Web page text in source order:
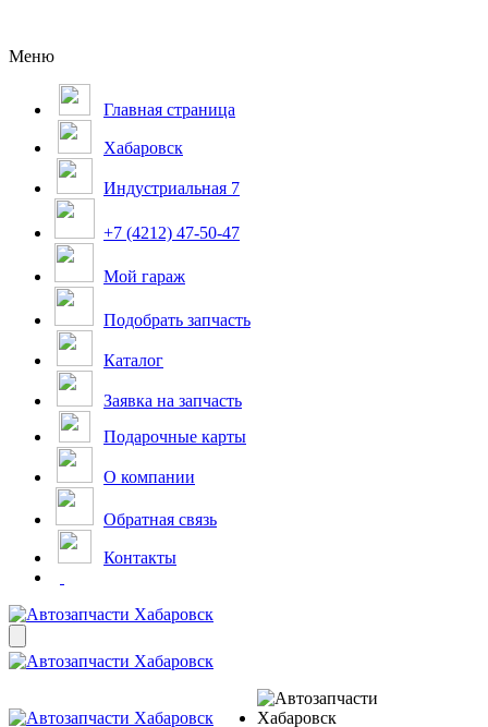
Меню
Главная страница
Хабаровск
Индустриальная 7
+7 (4212) 47-50-47
Мой гараж
Подобрать запчасть
Каталог
Заявка на запчасть
Подарочные карты
О компании
Обратная связь
Контакты